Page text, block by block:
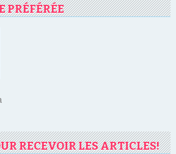
PRÉFÉRÉE
RECEVOIR LES ARTICLES!